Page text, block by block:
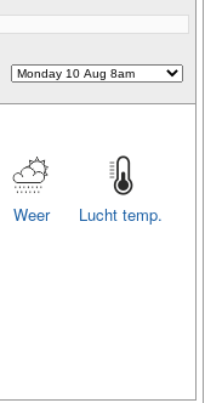
Lucht temp.
Weer